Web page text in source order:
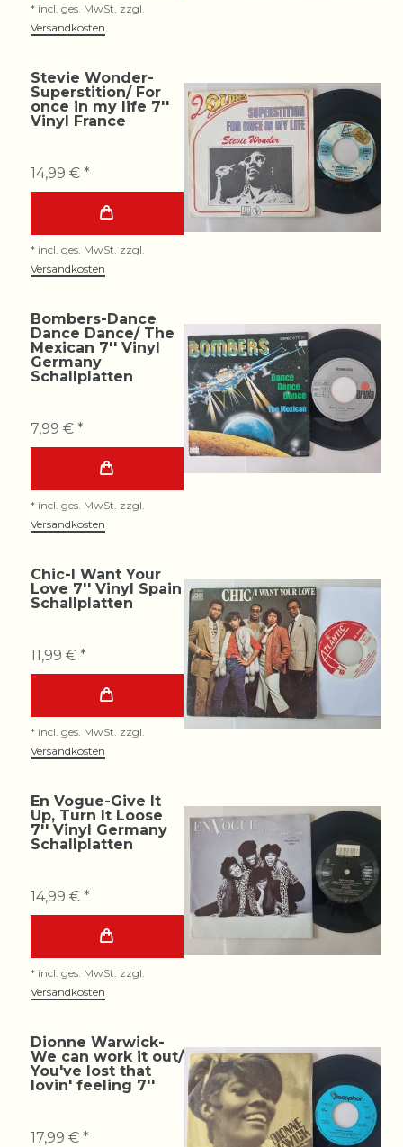
* incl. ges. MwSt. zzgl.
Versandkosten
Stevie Wonder-
Superstition/ For
once in my life 7''
Vinyl France
14,99 € *
* incl. ges. MwSt. zzgl.
Versandkosten
Bombers-Dance
Dance Dance/ The
Mexican 7'' Vinyl
Germany
Schallplatten
7,99 € *
* incl. ges. MwSt. zzgl.
Versandkosten
Chic-I Want Your
Love 7'' Vinyl Spain
Schallplatten
11,99 € *
* incl. ges. MwSt. zzgl.
Versandkosten
En Vogue-Give It
Up, Turn It Loose
7'' Vinyl Germany
Schallplatten
14,99 € *
* incl. ges. MwSt. zzgl.
Versandkosten
Dionne Warwick-
We can work it out/
You've lost that
lovin' feeling 7''
17,99 € *